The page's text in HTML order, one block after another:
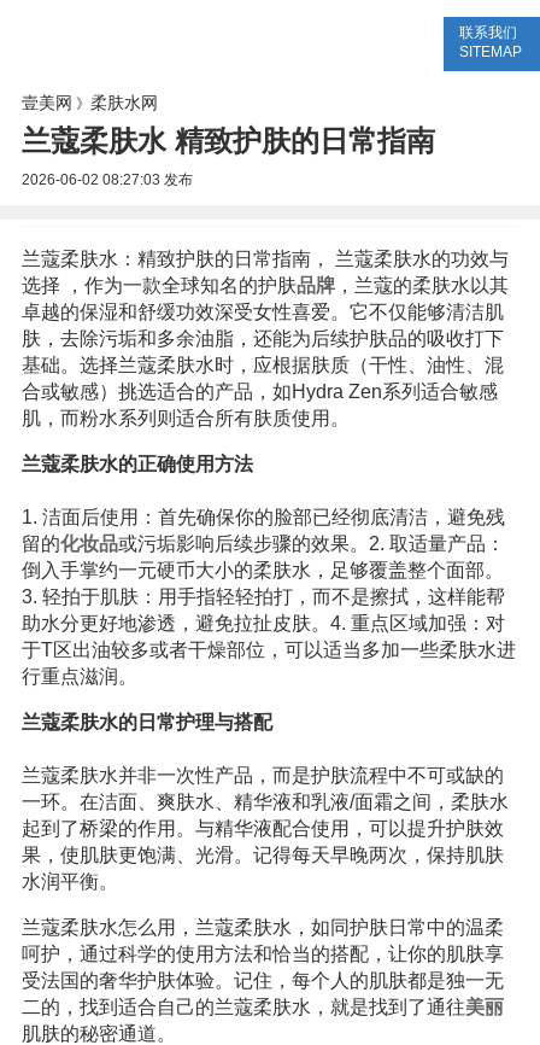
联系我们
SITEMAP
壹美网 》 柔肤水网
兰蔻柔肤水 精致护肤的日常指南
2026-06-02 08:27:03 发布
兰蔻柔肤水：精致护肤的日常指南， 兰蔻柔肤水的功效与
选择 ，作为一款全球知名的护肤品牌，兰蔻的柔肤水以其
卓越的保湿和舒缓功效深受女性喜爱。它不仅能够清洁肌
肤，去除污垢和多余油脂，还能为后续护肤品的吸收打下
基础。选择兰蔻柔肤水时，应根据肤质（干性、油性、混
合或敏感）挑选适合的产品，如Hydra Zen系列适合敏感
肌，而粉水系列则适合所有肤质使用。
兰蔻柔肤水的正确使用方法
1. 洁面后使用：首先确保你的脸部已经彻底清洁，避免残
留的化妆品或污垢影响后续步骤的效果。2. 取适量产品：
倒入手掌约一元硬币大小的柔肤水，足够覆盖整个面部。
3. 轻拍于肌肤：用手指轻轻拍打，而不是擦拭，这样能帮
助水分更好地渗透，避免拉扯皮肤。4. 重点区域加强：对
于T区出油较多或者干燥部位，可以适当多加一些柔肤水进
行重点滋润。
兰蔻柔肤水的日常护理与搭配
兰蔻柔肤水并非一次性产品，而是护肤流程中不可或缺的
一环。在洁面、爽肤水、精华液和乳液/面霜之间，柔肤水
起到了桥梁的作用。与精华液配合使用，可以提升护肤效
果，使肌肤更饱满、光滑。记得每天早晚两次，保持肌肤
水润平衡。
兰蔻柔肤水怎么用，兰蔻柔肤水，如同护肤日常中的温柔
呵护，通过科学的使用方法和恰当的搭配，让你的肌肤享
受法国的奢华护肤体验。记住，每个人的肌肤都是独一无
二的，找到适合自己的兰蔻柔肤水，就是找到了通往美丽
肌肤的秘密通道。